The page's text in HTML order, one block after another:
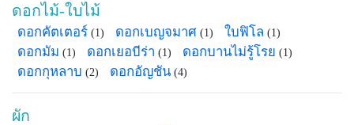
ดอกไม้-ใบไม้
ดอกคัตเตอร์ (1) ดอกเบญจมาศ (1) ใบฟิโล (1)
ดอกมัม (1) ดอกเยอบีร่า (1) ดอกบานไม่รู้โรย (1)
ดอกกุหลาบ (2) ดอกอัญชัน (4)
ผัก